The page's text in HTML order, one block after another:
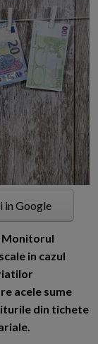
in Google
Monitorul
in cazul
acele sume
din tichete